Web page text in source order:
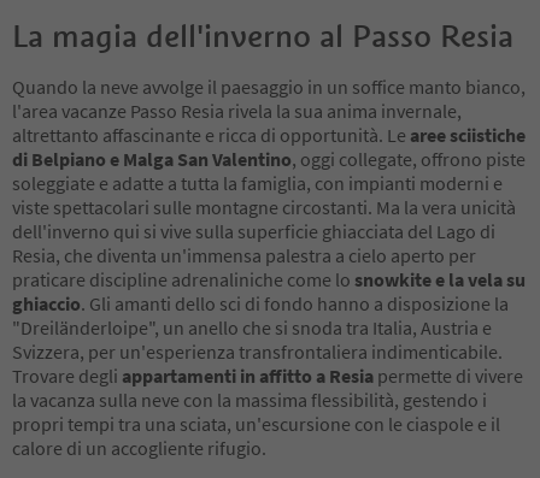
La magia dell'inverno al Passo Resia
Quando la neve avvolge il paesaggio in un soffice manto bianco,
l'area vacanze Passo Resia rivela la sua anima invernale,
altrettanto affascinante e ricca di opportunità. Le aree sciistiche
di Belpiano e Malga San Valentino, oggi collegate, offrono piste
soleggiate e adatte a tutta la famiglia, con impianti moderni e
viste spettacolari sulle montagne circostanti. Ma la vera unicità
dell'inverno qui si vive sulla superficie ghiacciata del Lago di
Resia, che diventa un'immensa palestra a cielo aperto per
praticare discipline adrenaliniche come lo snowkite e la vela su
ghiaccio. Gli amanti dello sci di fondo hanno a disposizione la
"Dreiländerloipe", un anello che si snoda tra Italia, Austria e
Svizzera, per un'esperienza transfrontaliera indimenticabile.
Trovare degli appartamenti in affitto a Resia permette di vivere
la vacanza sulla neve con la massima flessibilità, gestendo i
propri tempi tra una sciata, un'escursione con le ciaspole e il
calore di un accogliente rifugio.